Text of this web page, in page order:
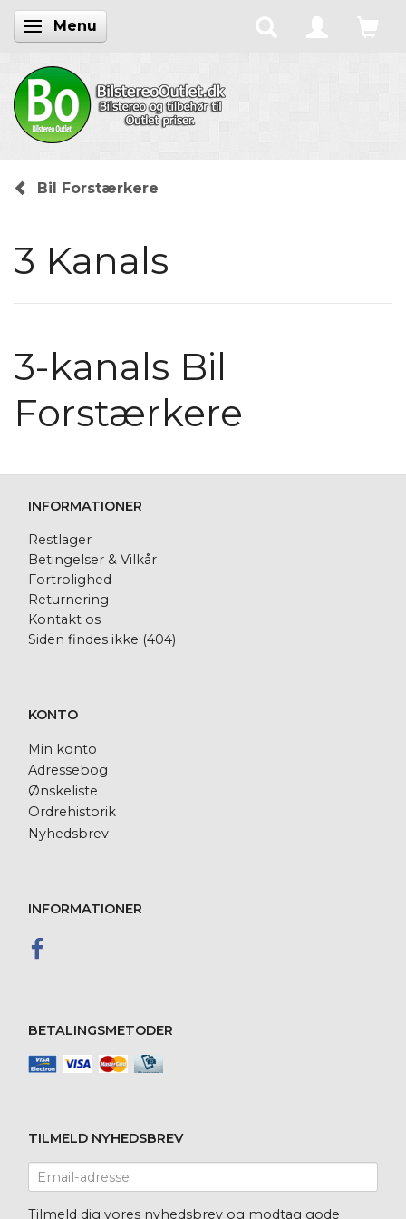
Skifte navigation
Menu
Bil Forstærkere
3 Kanals
3-kanals Bil
Forstærkere
INFORMATIONER
Restlager
Betingelser & Vilkår
Fortrolighed
Returnering
Kontakt os
Siden findes ikke (404)
KONTO
Min konto
Adressebog
Ønskeliste
Ordrehistorik
Nyhedsbrev
INFORMATIONER
BETALINGSMETODER
TILMELD NYHEDSBREV
Email-
adresse
Tilmeld dig vores nyhedsbrev og modtag gode